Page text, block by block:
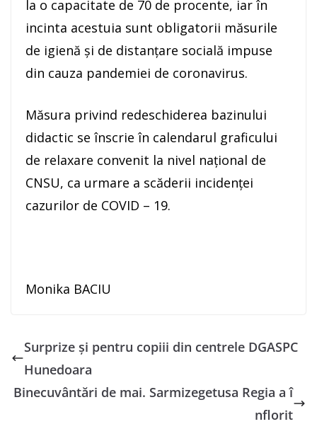
la o capacitate de 70 de procente, iar în
incinta acestuia sunt obligatorii măsurile
de igienă și de distanțare socială impuse
din cauza pandemiei de coronavirus.
Măsura privind redeschiderea bazinului
didactic se înscrie în calendarul graficului
de relaxare convenit la nivel național de
CNSU, ca urmare a scăderii incidenței
cazurilor de COVID – 19.
Monika BACIU
Surprize și pentru copiii din centrele DGASPC
Hunedoara
Binecuvântări de mai. Sarmizegetusa Regia a î
nflorit